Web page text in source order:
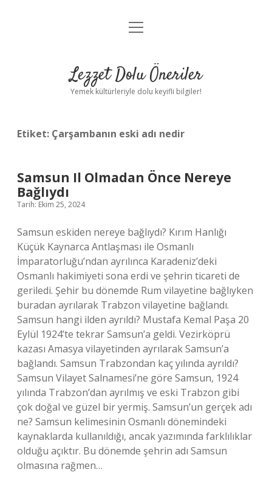
Anasayfa
Yasal Uyarı
menüyü
Lezzet Dolu Öneriler
Yemek kültürleriyle dolu keyifli bilgiler!
Etiket: Çarşambanın eski adı nedir
Samsun Il Olmadan Önce Nereye
Bağlıydı
Tarih: Ekim 25, 2024
Samsun eskiden nereye bağlıydı? Kırım Hanlığı
Küçük Kaynarca Antlaşması ile Osmanlı
İmparatorluğu’ndan ayrılınca Karadeniz’deki
Osmanlı hakimiyeti sona erdi ve şehrin ticareti de
geriledi. Şehir bu dönemde Rum vilayetine bağlıyken
buradan ayrılarak Trabzon vilayetine bağlandı.
Samsun hangi ilden ayrıldı? Mustafa Kemal Paşa 20
Eylül 1924’te tekrar Samsun’a geldi. Vezirköprü
kazası Amasya vilayetinden ayrılarak Samsun’a
bağlandı. Samsun Trabzondan kaç yılında ayrıldı?
Samsun Vilayet Salnamesi’ne göre Samsun, 1924
yılında Trabzon’dan ayrılmış ve eski Trabzon gibi
çok doğal ve güzel bir yermiş. Samsun’un gerçek adı
ne? Samsun kelimesinin Osmanlı dönemindeki
kaynaklarda kullanıldığı, ancak yazımında farklılıklar
olduğu açıktır. Bu dönemde şehrin adı Samsun
olmasına rağmen…